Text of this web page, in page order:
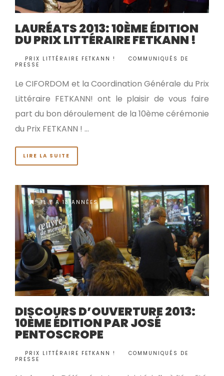
LAURÉATS 2013: 10ÈME ÉDITION
DU PRIX LITTÉRAIRE FETKANN !
PRIX LITTÉRAIRE FETKANN !
COMMUNIQUÉS DE
PRESSE
Le CIFORDOM et la Coordination Générale du Prix
Littéraire FETKANN! ont le plaisir de vous faire
part du bon déroulement de la 10ème cérémonie
du Prix FETKANN ! …
LIRE LA SUITE
IL Y A 13 ANNÉES
DISCOURS D’OUVERTURE 2013:
10ÈME ÉDITION PAR JOSÉ
PENTOSCROPE
PRIX LITTÉRAIRE FETKANN !
COMMUNIQUÉS DE
PRESSE